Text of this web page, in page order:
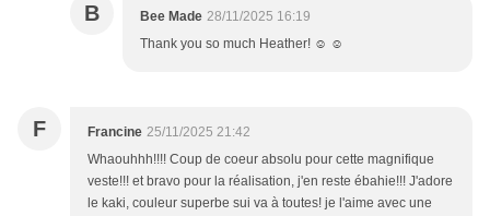
B Bee Made 28/11/2025 16:19
Thank you so much Heather! ☺️ ☺️
F Francine 25/11/2025 21:42
Whaouhhh!!!! Coup de coeur absolu pour cette magnifique
veste!!! et bravo pour la réalisation, j'en reste ébahie!!! J'adore
le kaki, couleur superbe sui va à toutes! je l'aime avec une